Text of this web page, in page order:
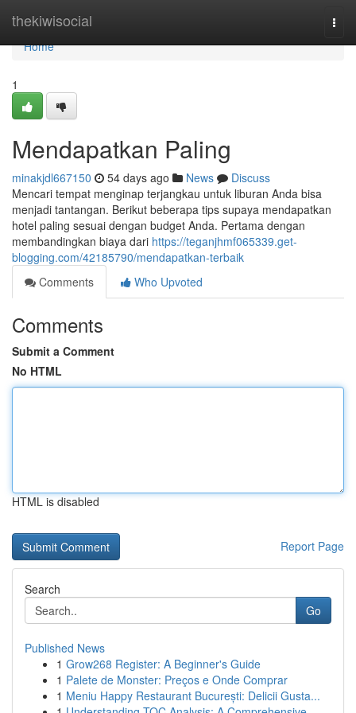
thekiwisocial
Home
Home
1
Mendapatkan Paling
minakjdl667150 54 days ago News
Discuss
Mencari tempat menginap terjangkau untuk liburan Anda bisa
menjadi tantangan. Berikut beberapa tips supaya mendapatkan
hotel paling sesuai dengan budget Anda. Pertama dengan
membandingkan biaya dari https://teganjhmf065339.get-
blogging.com/42185790/mendapatkan-terbaik
Comments
Who Upvoted
Comments
Submit a Comment
No HTML
HTML is disabled
Report Page
Search
Go
Published News
1 Grow268 Register: A Beginner's Guide
1 Palete de Monster: Preços e Onde Comprar
1 Meniu Happy Restaurant București: Delicii Gusta...